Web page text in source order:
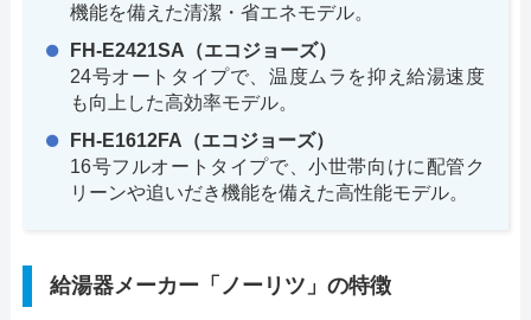
機能を備えた清潔・省エネモデル。
FH-E2421SA（エコジョーズ）
24号オートタイプで、温度ムラを抑え給湯速度
も向上した高効率モデル。
FH-E1612FA（エコジョーズ）
16号フルオートタイプで、小世帯向けに配管ク
リーンや追いだき機能を備えた高性能モデル。
給湯器メーカー「ノーリツ」の特徴